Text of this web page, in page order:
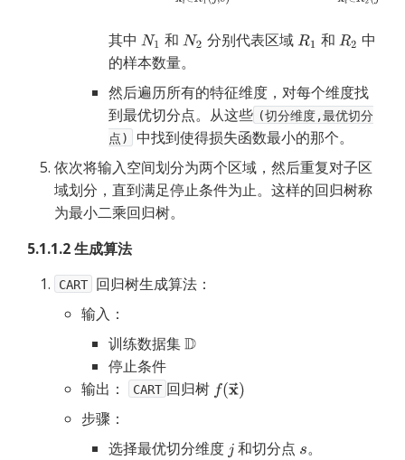
其中 和 分别代表区域 和
中
的样本数量。
然后遍历所有的特征维度，对每个维度找
到最优切分点。从这些 (切分维度,最优切分
点)
中找到使得损失函数最小的那个。
依次将输入空间划分为两个区域，然后重复对子区
域划分，直到满足停止条件为止。这样的回归树称
为最小二乘回归树。
5.1.1.2 生成算法
CART
回归树生成算法：
输入：
训练数据集
停止条件
输出：
CART 回归树
步骤：
选择最优切分维度
和切分点
。